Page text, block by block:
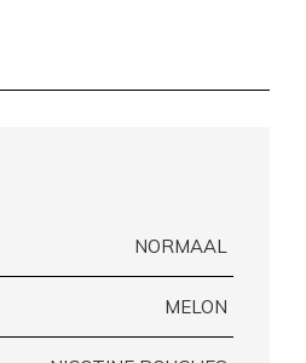
NORMAAL
MELON